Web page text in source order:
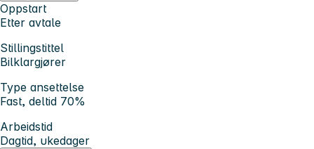
Oppstart
Etter avtale
Stillingstittel
Bilklargjører
Type ansettelse
Fast, deltid 70%
Arbeidstid
Dagtid, ukedager